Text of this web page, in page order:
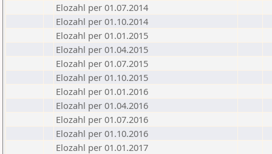
Elozahl per 01.07.2014
Elozahl per 01.10.2014
Elozahl per 01.01.2015
Elozahl per 01.04.2015
Elozahl per 01.07.2015
Elozahl per 01.10.2015
Elozahl per 01.01.2016
Elozahl per 01.04.2016
Elozahl per 01.07.2016
Elozahl per 01.10.2016
Elozahl per 01.01.2017